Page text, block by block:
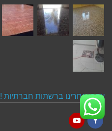
עקבו אחרינו ברשתות חברתיות !